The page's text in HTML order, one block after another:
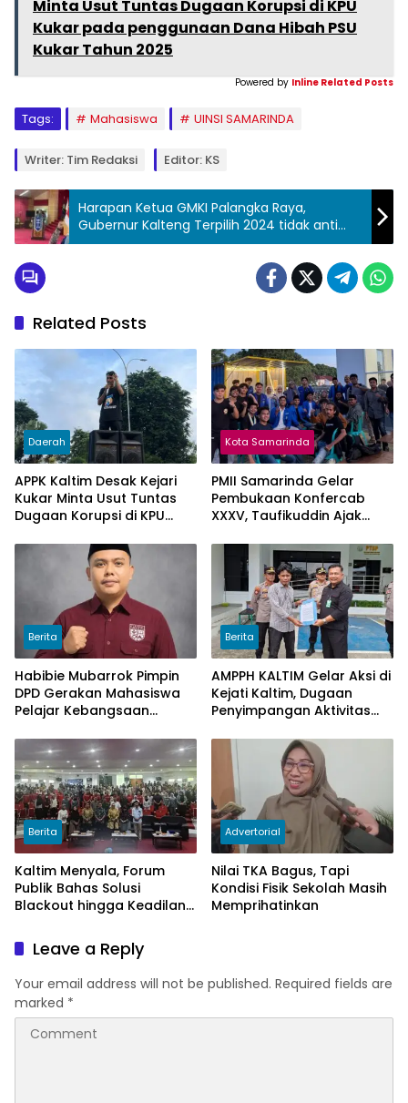
Minta Usut Tuntas Dugaan Korupsi di KPU
Kukar pada penggunaan Dana Hibah PSU
Kukar Tahun 2025
Powered by Inline Related Posts
Tags: Mahasiswa UINSI SAMARINDA
Writer: Tim Redaksi Editor: KS
Harapan Ketua GMKI Palangka Raya,
Gubernur Kalteng Terpilih 2024 tidak anti
Kritik dan Melayani Semua Masyarakat
Related Posts
Daerah
APPK Kaltim Desak Kejari
Kukar Minta Usut Tuntas
Dugaan Korupsi di KPU
Dana Hibah PSU Kukar
Tahun 2025
Kota Samarinda
PMII Samarinda Gelar
Pembukaan Konfercab
XXXV, Taufikuddin Ajak
Persatuan
Berita
Habibie Mubarrok Pimpin
DPD Gerakan Mahasiswa
Pelajar Kebangsaan
Berita
AMPPH KALTIM Gelar Aksi di
Kejati Kaltim, Dugaan
Penyimpangan Aktivitas
Sawit di Logpond Tubaan
Berita
Kaltim Menyala, Forum
Publik Bahas Solusi
Blackout hingga Keadilan
Advertorial
Nilai TKA Bagus, Tapi
Kondisi Fisik Sekolah Masih
Memprihatinkan
Leave a Reply
Your email address will not be published. Required fields are
marked *